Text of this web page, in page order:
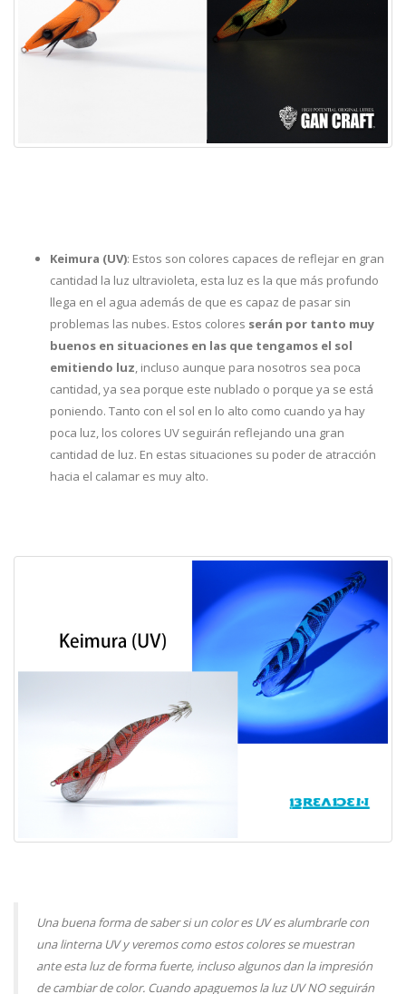
Keimura (UV): Estos son colores capaces de reflejar en gran
cantidad la luz ultravioleta, esta luz es la que más profundo
llega en el agua además de que es capaz de pasar sin
problemas las nubes. Estos colores serán por tanto muy
buenos en situaciones en las que tengamos el sol
emitiendo luz, incluso aunque para nosotros sea poca
cantidad, ya sea porque este nublado o porque ya se está
poniendo. Tanto con el sol en lo alto como cuando ya hay
poca luz, los colores UV seguirán reflejando una gran
cantidad de luz. En estas situaciones su poder de atracción
hacia el calamar es muy alto.
Una buena forma de saber si un color es UV es alumbrarle con
una linterna UV y veremos como estos colores se muestran
ante esta luz de forma fuerte, incluso algunos dan la impresión
de cambiar de color. Cuando apaguemos la luz UV NO seguirán